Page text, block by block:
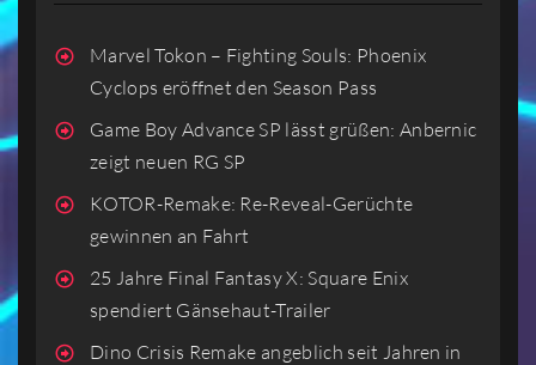
Marvel Tokon – Fighting Souls: Phoenix
Cyclops eröffnet den Season Pass
Game Boy Advance SP lässt grüßen: Anbernic
zeigt neuen RG SP
KOTOR-Remake: Re-Reveal-Gerüchte
gewinnen an Fahrt
25 Jahre Final Fantasy X: Square Enix
spendiert Gänsehaut-Trailer
Dino Crisis Remake angeblich seit Jahren in